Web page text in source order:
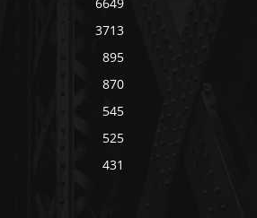
3713
895
870
545
525
431